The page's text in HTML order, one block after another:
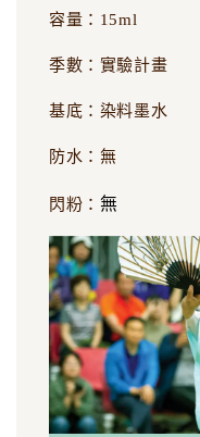
容量：15ml
季數：實驗計畫
基底：染料墨水
防水：無
閃粉： 無